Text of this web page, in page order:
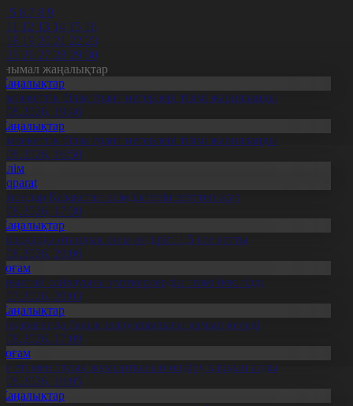
5 6 7 8 9
11 12 13 14 15 16
18 19 20 21 22 23
25 26 27 28 29 30
жаңалықтар
білім грант иегерлері тізімі жарияланды
19:46
білім грант иегерлері тізімі жарияланды
16:50
Қазақстан өсімдіктерін зерттеп жүр
17:30
отандық өнім өндірісі 1,5 есе артты
20:06
сайлауына үміткерлердің тізімі бекітілді
20:03
балық шаруашылығы дамып келеді
17:09
еті мен тауық жұмыртқасын өндіру қарқын алды
10:05